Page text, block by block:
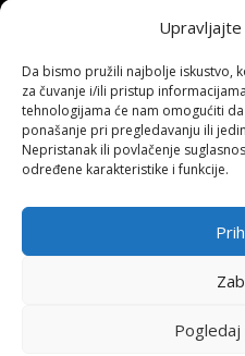
Da bismo pružili najbolje iskustvo,
za čuvanje i/ili pristup
tehnologijama će nam omogućiti
ponašanje pri pregledavanju ili
Nepristanak ili povlačenje
određene karakteristike i funkcije.
OIB:
IBAN
(Zagrebačka
SWIFT:
Copyright All right